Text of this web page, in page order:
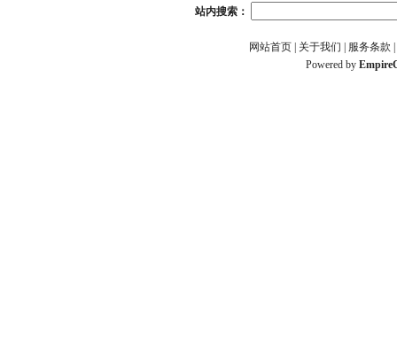
站内搜索：
网站首页 关于我们 服务条款
Powered by